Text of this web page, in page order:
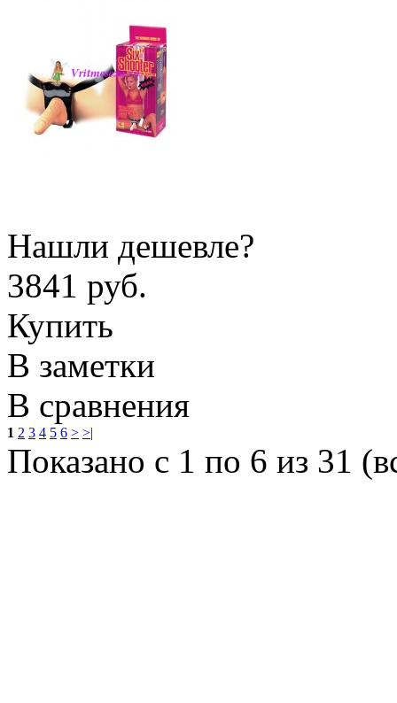
Нашли дешевле?
3841 руб.
Купить
В заметки
В сравнения
1 2 3 4 5 6 > >|
Показано с 1 по 6 из 31